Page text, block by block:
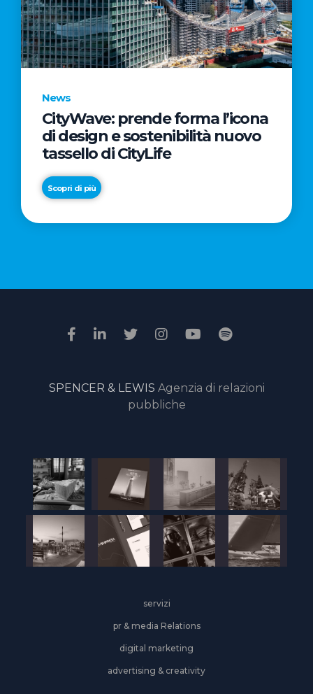
News
CityWave: prende forma l’icona
di design e sostenibilità nuovo
tassello di CityLife
Scopri di più
News
“Passione
il
della
giuria
online
SPENCER & LEWIS Agenzia di relazioni
pubbliche
servizi
pr & media Relations
digital marketing
advertising & creativity